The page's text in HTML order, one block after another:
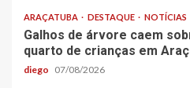
ARAÇATUBA DESTAQUE NOTÍCIAS
Galhos de árvore caem
quarto de crianças em
diego 07/08/2026